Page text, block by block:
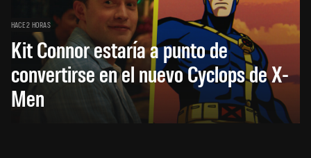
HACE 2 HORAS
Kit Connor estaría a punto de
convertirse en el nuevo Cyclops de X-
Men